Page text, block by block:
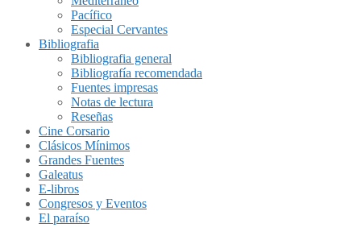
Pacífico
Especial Cervantes
Bibliografia
Bibliografia general
Bibliografía recomendada
Fuentes impresas
Notas de lectura
Reseñas
Cine Corsario
Clásicos Mínimos
Grandes Fuentes
Galeatus
E-libros
Congresos y Eventos
El paraíso